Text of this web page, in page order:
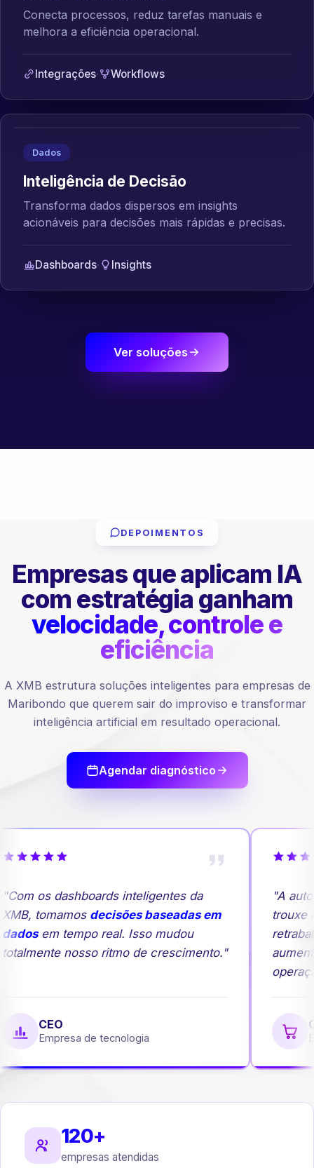
Conecta processos, reduz tarefas manuais e
melhora a eficiência operacional.
Integrações· Workflows
Dados
Inteligência de Decisão
Transforma dados dispersos em insights
acionáveis para decisões mais rápidas e precisas.
Dashboards· Insights
Ver soluções
DEPOIMENTOS
Empresas que aplicam IA
com estratégia ganham
velocidade, controle e
eficiência
A XMB estrutura soluções inteligentes para empresas de
Maribondo que querem sair do improviso e transformar
inteligência artificial em resultado operacional.
Agendar diagnóstico
os dashboards inteligentes da
tomamosdecisões baseadas em
em tempo real. Isso mudou
nosso ritmo de crescimento."
CEO
Empresa de tecnologia
"A
trouxe
120+
empresas atendidas